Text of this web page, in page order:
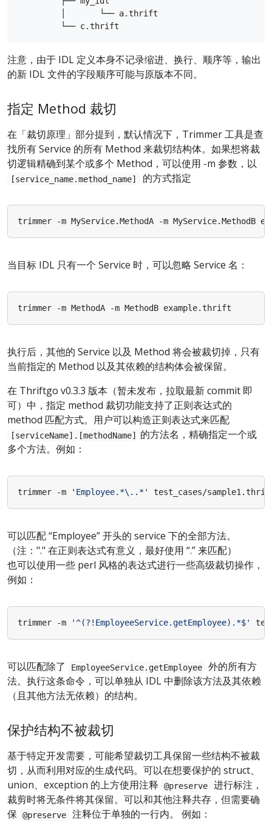
         │       └── a.thrift
注意，由于 IDL 定义本身不记录缩进、换行、顺序等，输出
的新 IDL 文件的字段顺序可能与原版本不同。
指定 Method 裁切
在「裁切原理」部分提到，默认情况下，Trimmer 工具是查
找所有 Service 的所有 Method 来裁切结构体。如果想将裁
切逻辑精确到某个或多个 Method，可以使用 -m 参数，以
[service_name.method_name] 的方式指定
trimmer -m MyService.MethodA -m MyService.MethodB
当目标 IDL 只有一个 Service 时，可以忽略 Service 名：
执行后，其他的 Service 以及 Method 将会被裁切掉，只有
当前指定的 Method 以及其依赖的结构体会被保留。
在 Thriftgo v0.3.3 版本（暂未发布，拉取最新 commit 即
可）中，指定 method 裁切功能支持了正则表达式的
method 匹配方式。用户可以构造正则表达式来匹配
[serviceName].[methodName] 的方法名，精确指定一个或
多个方法。例如：
trimmer -m 'Employee.*\..*'
可以匹配 “Employee” 开头的 service 下的全部方法。
（注："." 在正则表达式有意义，最好使用 “.” 来匹配）
也可以使用一些 perl 风格的表达式进行一些高级裁切操作，
例如：
trimmer -m '^(?!EmployeeService.getEmployee).*$'
可以匹配除了 EmployeeService.getEmployee
外的所有方
法。执行这条命令，可以单独从 IDL 中删除该方法及其依赖
（且其他方法无依赖）的结构。
保护结构不被裁切
基于特定开发需要，可能希望裁切工具保留一些结构不被裁
切，从而利用对应的生成代码。可以在想要保护的 struct、
union、exception 的上方使用注释
@preserve
进行标注，
裁剪时将无条件将其保留。可以和其他注释共存，但需要确
保 @preserve 注释位于单独的一行内。 例如：